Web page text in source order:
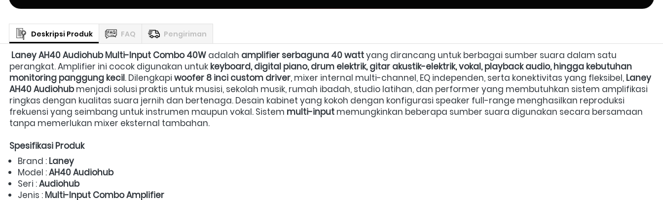
Deskripsi Produk FAQ Pengiriman
Laney AH40 Audiohub Multi-Input Combo 40W adalah amplifier serbaguna 40 watt yang dirancang untuk berbagai sumber suara dalam satu
perangkat. Amplifier ini cocok digunakan untuk keyboard, digital piano, drum elektrik, gitar akustik-elektrik, vokal, playback audio, hingga kebutuhan
monitoring panggung kecil. Dilengkapi woofer 8 inci custom driver, mixer internal multi-channel, EQ independen, serta konektivitas yang fleksibel, Laney
AH40 Audiohub menjadi solusi praktis untuk musisi, sekolah musik, rumah ibadah, studio latihan, dan performer yang membutuhkan sistem amplifikasi
ringkas dengan kualitas suara jernih dan bertenaga. Desain kabinet yang kokoh dengan konfigurasi speaker full-range menghasilkan reproduksi
frekuensi yang seimbang untuk instrumen maupun vokal. Sistem multi-input memungkinkan beberapa sumber suara digunakan secara bersamaan
tanpa memerlukan mixer eksternal tambahan.
Spesifikasi Produk
Brand : Laney
Model : AH40 Audiohub
Seri : Audiohub
Jenis : Multi-Input Combo Amplifier